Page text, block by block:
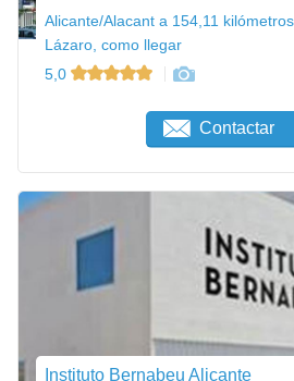
Alicante/Alacant a 154,11
Lázaro, como llegar
5,0
Contactar
Instituto Bernabeu Alicante